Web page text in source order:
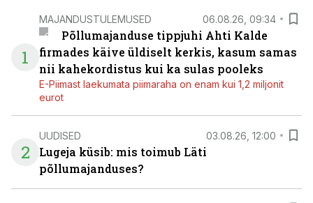
1
MAJANDUSTULEMUSED 06.08.26, 09:34
Põllumajanduse tippjuhi Ahti Kalde
firmades käive üldiselt kerkis, kasum samas
nii kahekordistus kui ka sulas pooleks
E-Piimast laekumata piimaraha on enam kui 1,2 miljonit
eurot
2
UUDISED 03.08.26, 12:00
Lugeja küsib: mis toimub Läti
põllumajanduses?